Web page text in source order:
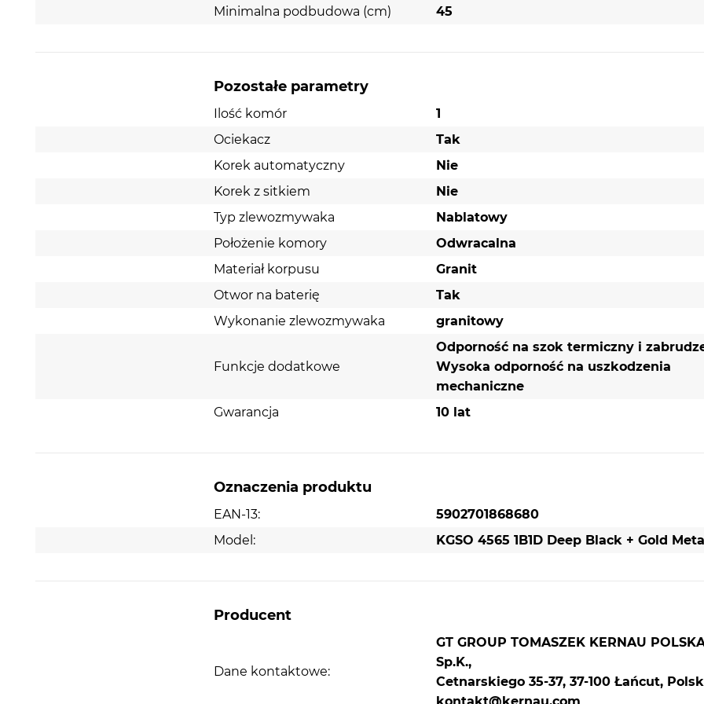
Minimalna podbudowa (cm) 45
Pozostałe parametry
Ilość komór
1
Ociekacz
Tak
Korek automatyczny
Nie
Korek z sitkiem
Nie
Typ zlewozmywaka
Nablatowy
Położenie komory
Odwracalna
Materiał korpusu
Granit
Otwor na baterię
Tak
Wykonanie zlewozmywaka
granitowy
Funkcje dodatkowe
Odporność na szok termiczny i
Wysoka odporność na uszkodzenia
mechaniczne
Gwarancja
10 lat
Oznaczenia produktu
EAN-13:
5902701868680
Model:
KGSO 4565 1B1D Deep Black + Gold
Producent
Dane kontaktowe:
GT GROUP TOMASZEK KERNAU
Sp.K.,
Cetnarskiego 35-37, 37-100 Łańcut,